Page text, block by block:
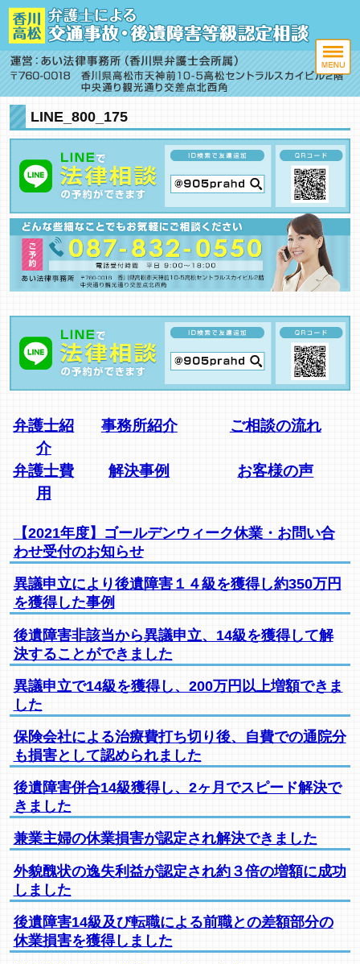
LINE_800_175
弁護士紹
介
事務所紹介 ご相談の流れ
弁護士費
用
解決事例 お客様の声
【2021年度】ゴールデンウィーク休業・お問い合
わせ受付のお知らせ
異議申立により後遺障害１４級を獲得し約350万円
を獲得した事例
後遺障害非該当から異議申立、14級を獲得して解
決することができました
異議申立で14級を獲得し、200万円以上増額できま
した
保険会社による治療費打ち切り後、自費での通院分
も損害として認められました
後遺障害併合14級獲得し、2ヶ月でスピード解決で
きました
兼業主婦の休業損害が認定され解決できました
外貌醜状の逸失利益が認定され約３倍の増額に成功
しました
後遺障害14級及び転職による前職との差額部分の
休業損害を獲得しました